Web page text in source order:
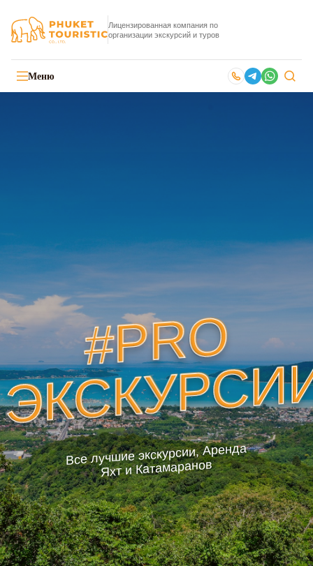
Лицензированная компания по
организации экскурсий и туров
Меню
#PRO
Все лучшие экскурсии, Аренда
Яхт и Катамаранов